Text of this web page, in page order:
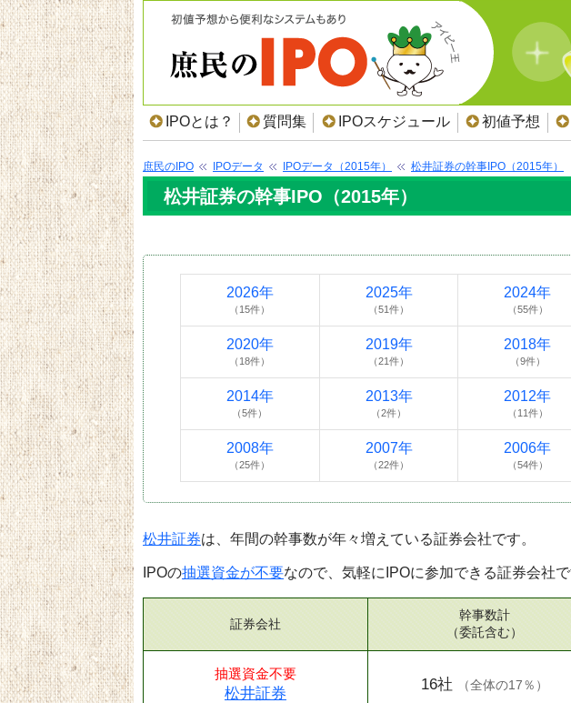
IPOとは？ 質問集 IPOスケジュール 初値予想
庶民のIPO IPOデータ IPOデータ（2015年） 松井証券の幹事IPO（2015年）
松井証券の幹事IPO（2015年）
2026年
（15件）
2025年
（51件）
2024年
（55件）
2020年
（18件）
2019年
（21件）
2018年
（9件）
2014年
（5件）
2013年
（2件）
2012年
（11件）
2008年
（25件）
2007年
（22件）
2006年
（54件）
松井証券は、年間の幹事数が年々増えている証券会社です。
IPOの抽選資金が不要なので、気軽にIPOに参加できる証券会社で
証券会社
抽選資金不要
松井証券
幹事数計
（委託含む）
16社 （全体の17％ ）